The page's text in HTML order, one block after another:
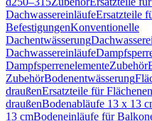
DachwassereinläufeErsatzteile
BefestigungenKonventionelle
Dachentwässerung
Dachwassereinläufe
DampfsperrenelementeZubehör
ZubehörBodenentwässerung
draußenErsatzteile für
draußenBodenabläufe 13 x 13
13 cmBodeneinläufe für